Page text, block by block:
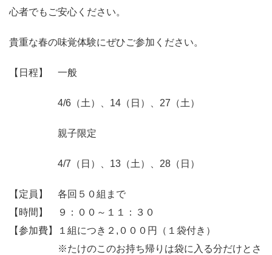
心者でもご安心ください。
貴重な春の味覚体験にぜひご参加ください。
【日程】 一般
4/6（土）、14（日）、27（土）
親子限定
4/7（日）、13（土）、28（日）
【定員】 各回５０組まで
【時間】 ９：００～１１：３０
【参加費】１組につき２,０００円（１袋付き）
※たけのこのお持ち帰りは袋に入る分だけとさ